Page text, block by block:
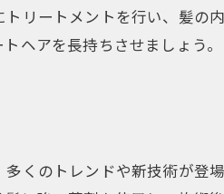
リートメントを行い、髪
ヘアを長持ちさせましょう。
くのトレンドや新技術が登